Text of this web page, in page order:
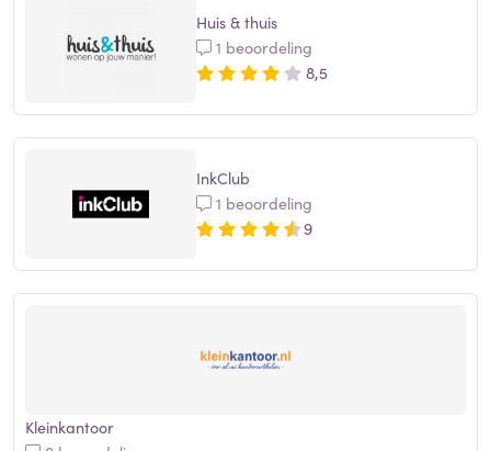
Huis & thuis
1 beoordeling
8,5
InkClub
1 beoordeling
9
Kleinkantoor